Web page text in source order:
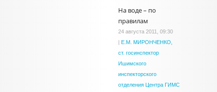
На воде – по
правилам
24 августа 2011, 09:30
| Е.М. МИРОНЧЕНКО,
ст. госинспектор
Ишимского
инспекторского
отделения Центра ГИМС